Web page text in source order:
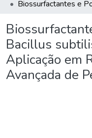
Bacillus
Aplicação em
Avançada de